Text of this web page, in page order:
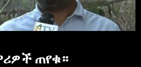
ጠየቁ።